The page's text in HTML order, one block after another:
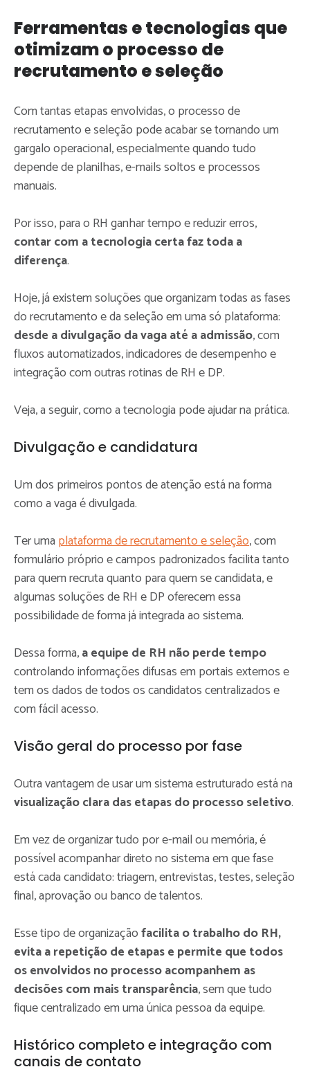
Ferramentas e tecnologias que
otimizam o processo de
recrutamento e seleção
Com tantas etapas envolvidas, o processo de
recrutamento e seleção pode acabar se tornando um
gargalo operacional, especialmente quando tudo
depende de planilhas, e-mails soltos e processos
manuais.
Por isso, para o RH ganhar tempo e reduzir erros,
contar com a tecnologia certa faz toda a
diferença.
Hoje, já existem soluções que organizam todas as fases
do recrutamento e da seleção em uma só plataforma:
desde a divulgação da vaga até a admissão, com
fluxos automatizados, indicadores de desempenho e
integração com outras rotinas de RH e DP.
Veja, a seguir, como a tecnologia pode ajudar na prática.
Divulgação e candidatura
Um dos primeiros pontos de atenção está na forma
como a vaga é divulgada.
Ter uma plataforma de recrutamento e seleção, com
formulário próprio e campos padronizados facilita tanto
para quem recruta quanto para quem se candidata, e
algumas soluções de RH e DP oferecem essa
possibilidade de forma já integrada ao sistema.
Dessa forma,a equipe de RH não perde tempo
controlando informações difusas em portais externos e
tem os dados de todos os candidatos centralizados e
com fácil acesso.
Visão geral do processo por fase
Outra vantagem de usar um sistema estruturado está na
visualização clara das etapas do processo seletivo.
Em vez de organizar tudo por e-mail ou memória, é
possível acompanhar direto no sistema em que fase
está cada candidato: triagem, entrevistas, testes, seleção
final, aprovação ou banco de talentos.
Esse tipo de organizaçãofacilita o trabalho do RH,
evita a repetição de etapas e permite que todos
os envolvidos no processo acompanhem as
decisões com mais transparência, sem que tudo
fique centralizado em uma única pessoa da equipe.
Histórico completo e integração com
canais de contato